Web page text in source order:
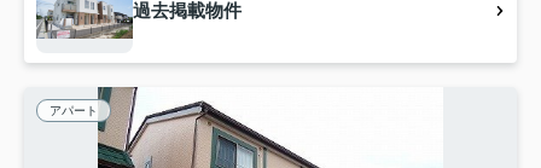
過去掲載物件
アパート